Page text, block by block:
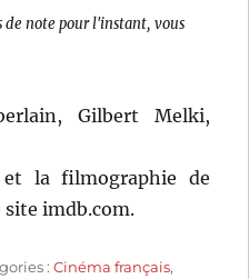
de note pour l'instant, vous
Gilbert Melki,
la filmographie de
site imdb.com.
:Cinéma français,